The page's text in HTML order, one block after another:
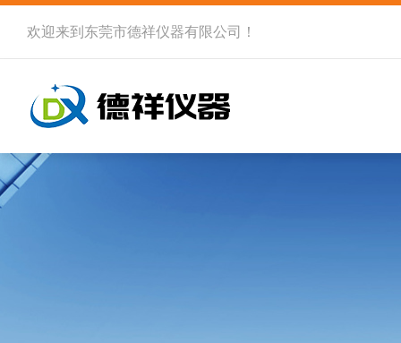
欢迎来到 东莞市德祥仪器有限公司 ！